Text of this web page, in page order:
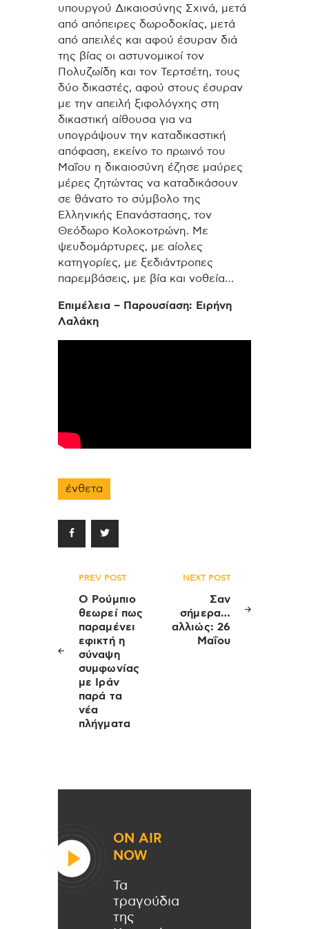
υπουργού Δικαιοσύνης Σχινά, μετά
από απόπειρες δωροδοκίας, μετά
από απειλές και αφού έσυραν διά
της βίας οι αστυνομικοί τον
Πολυζωίδη και τον Τερτσέτη, τους
δύο δικαστές, αφού στους έσυραν
με την απειλή ξιφολόγχης στη
δικαστική αίθουσα για να
υπογράψουν την καταδικαστική
απόφαση, εκείνο το πρωινό του
Μαΐου η δικαιοσύνη έζησε μαύρες
μέρες ζητώντας να καταδικάσουν
σε θάνατο το σύμβολο της
Ελληνικής Επανάστασης, τον
Θεόδωρο Κολοκοτρώνη. Με
ψευδομάρτυρες, με αίολες
κατηγορίες, με ξεδιάντροπες
παρεμβάσεις, με βία και νοθεία…
Επιμέλεια – Παρουσίαση: Ειρήνη
Λαλάκη
ένθετα
Πλοήγηση
άρθρων
PREV POST
Ο Ρούμπιο
θεωρεί πως
παραμένει
εφικτή η
σύναψη
συμφωνίας
με Ιράν
παρά τα
νέα
πλήγματα
NEXT POST
Σαν
σήμερα…
αλλιώς: 26
Μαΐου
ON AIR
NOW
Τα
τραγούδια
της